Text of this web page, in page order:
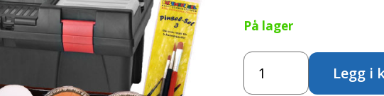
På lager
Ansiktsmalingskoffert
antall
Legg i